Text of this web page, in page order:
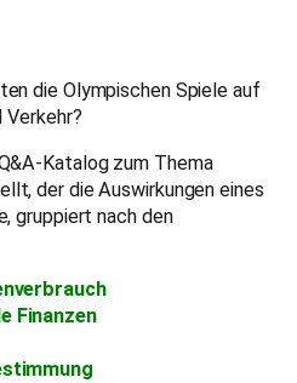
die Olympischen Spiele auf
Verkehr?
Katalog zum Thema
der die Auswirkungen eines
gruppiert nach den
Finanzen